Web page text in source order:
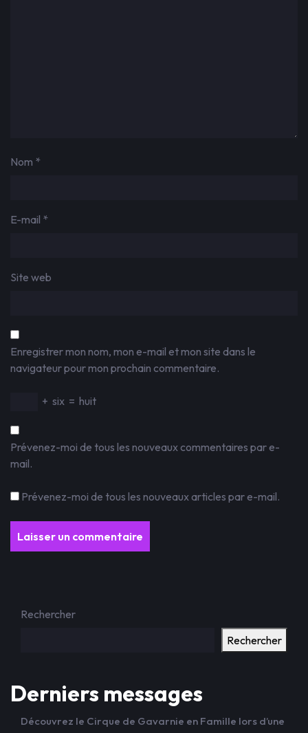
Nom *
E-mail *
Site web
Enregistrer mon nom, mon e-mail et mon site dans le
navigateur pour mon prochain commentaire.
+ six = huit
Prévenez-moi de tous les nouveaux commentaires par e-
mail.
Prévenez-moi de tous les nouveaux articles par e-mail.
Rechercher
Rechercher
Derniers messages
Découvrez le Cirque de Gavarnie en Famille lors d’une